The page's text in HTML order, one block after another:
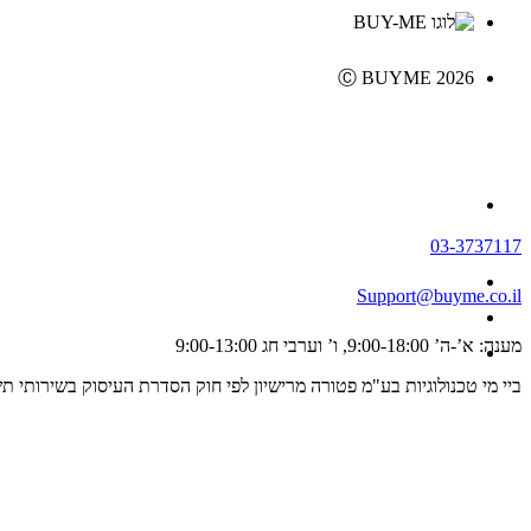
Ⓒ BUYME 2026
03-3737117
Support@buyme.co.il
מענה: א’-ה’ 9:00-18:00, ו’ וערבי חג 9:00-13:00
ביי מי טכנולוגיות בע"מ פטורה מרישיון לפי חוק הסדרת העיסוק בשירותי תשלום וייזום תשלום, התשפ"ג 2023 ולכן אינה מפוקחת על ידי